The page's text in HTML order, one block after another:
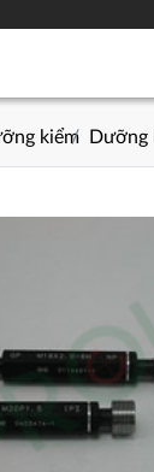
kiểm Dưỡng